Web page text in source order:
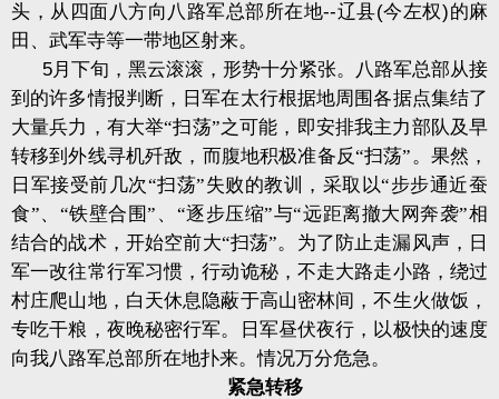
头，从四面八方向八路军总部所在地--辽县(今左权)的麻
田、武军寺等一带地区射来。
5月下旬，黑云滚滚，形势十分紧张。八路军总部从接
到的许多情报判断，日军在太行根据地周围各据点集结了
大量兵力，有大举“扫荡”之可能，即安排我主力部队及早
转移到外线寻机歼敌，而腹地积极准备反“扫荡”。果然，
日军接受前几次“扫荡”失败的教训，采取以“步步通近蚕
食”、“铁壁合围”、“逐步压缩”与“远距离撤大网奔袭”相
结合的战术，开始空前大“扫荡”。为了防止走漏风声，日
军一改往常行军习惯，行动诡秘，不走大路走小路，绕过
村庄爬山地，白天休息隐蔽于高山密林间，不生火做饭，
专吃干粮，夜晚秘密行军。日军昼伏夜行，以极快的速度
向我八路军总部所在地扑来。情况万分危急。
紧急转移